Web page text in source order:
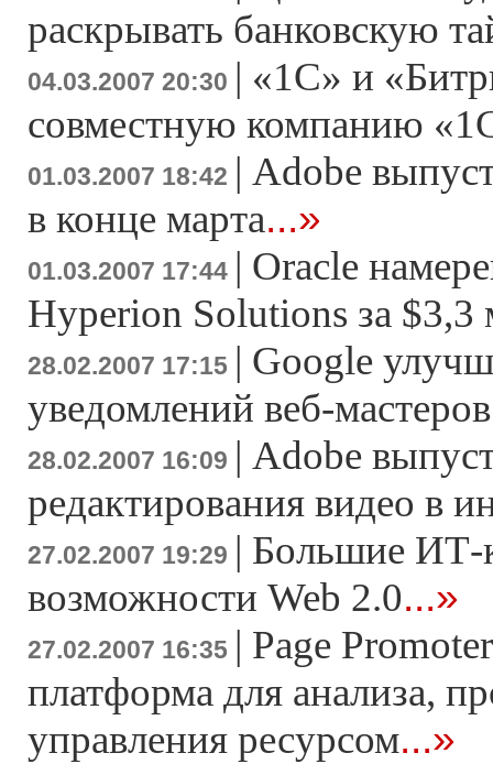
раскрывать банковскую
04.03.2007 20:30 | «1С» и
совместную компанию
01.03.2007 18:42 | Adobe
в конце марта...»
01.03.2007 17:44 | Oracle
Hyperion Solutions за
28.02.2007 17:15 | Google
уведомлений веб-мастеров
28.02.2007 16:09 | Adobe
редактирования видео в
27.02.2007 19:29 | Большие ИТ-
возможности Web 2.0...»
27.02.2007 16:35 | Page
платформа для анализа,
управления ресурсом...»